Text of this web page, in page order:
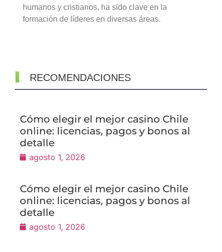
humanos y cristianos, ha sido clave en la
formación de líderes en diversas áreas.
RECOMENDACIONES
Cómo elegir el mejor casino Chile
online: licencias, pagos y bonos al
detalle
agosto 1, 2026
Cómo elegir el mejor casino Chile
online: licencias, pagos y bonos al
detalle
agosto 1, 2026